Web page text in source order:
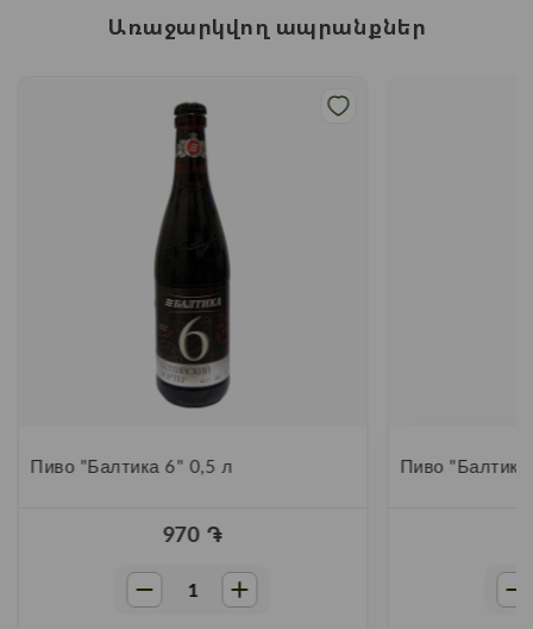
Առաջարկվող ապրանքներ
Пиво "Балтика 6" 0,5 л
970 ֏
Пиво